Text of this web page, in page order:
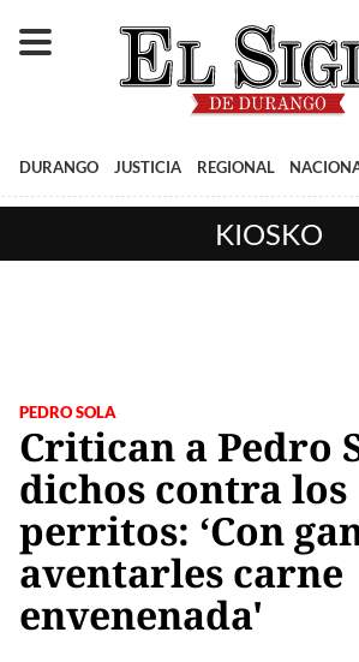
DURANGO JUSTICIA REGIONAL
KIOSKO
PEDRO SOLA
Critican a Pedro
dichos contra los
perritos: ‘Con
aventarles carne
envenenada'